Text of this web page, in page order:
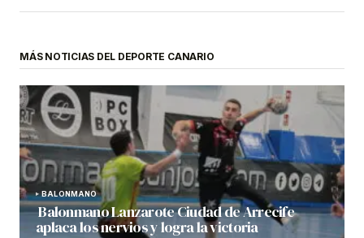
MÁS NOTICIAS DEL DEPORTE CANARIO
BALONMANO
Balonmano Lanzarote Ciudad de Arrecife
aplaca los nervios y logra la victoria